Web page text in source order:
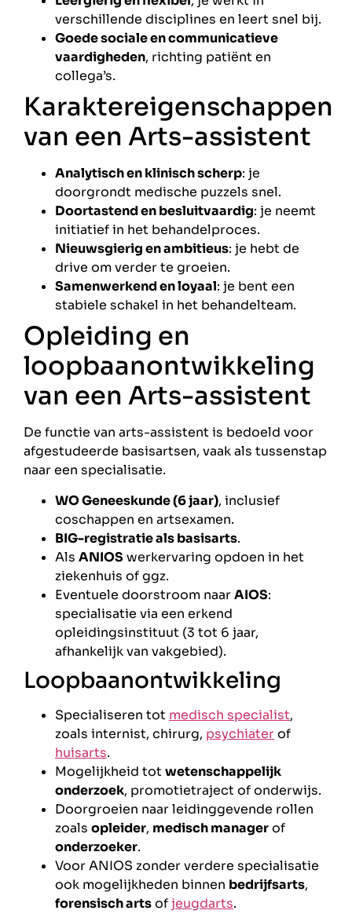
verschillende disciplines en leert snel bij.
Goede sociale en communicatieve
vaardigheden, richting patiënt en
collega’s.
Karaktereigenschappen
van een Arts-assistent
Analytisch en klinisch scherp: je
doorgrondt medische puzzels snel.
Doortastend en besluitvaardig: je neemt
initiatief in het behandelproces.
Nieuwsgierig en ambitieus: je hebt de
drive om verder te groeien.
Samenwerkend en loyaal: je bent een
stabiele schakel in het behandelteam.
Opleiding en
loopbaanontwikkeling
van een Arts-assistent
De functie van arts-assistent is bedoeld voor
afgestudeerde basisartsen, vaak als tussenstap
naar een specialisatie.
WO Geneeskunde (6 jaar), inclusief
coschappen en artsexamen.
BIG-registratie als basisarts.
Als ANIOSwerkervaring opdoen in het
ziekenhuis of ggz.
Eventuele doorstroom naarAIOS:
specialisatie via een erkend
opleidingsinstituut (3 tot 6 jaar,
afhankelijk van vakgebied).
Loopbaanontwikkeling
Specialiseren tot medisch specialist,
zoals internist, chirurg, psychiaterof
huisarts.
Mogelijkheid totwetenschappelijk
onderzoek, promotietraject of onderwijs.
Doorgroeien naar leidinggevende rollen
zoals opleider, medisch managerof
onderzoeker.
Voor ANIOS zonder verdere specialisatie
ook mogelijkheden binnen bedrijfsarts,
forensisch artsofjeugdarts.